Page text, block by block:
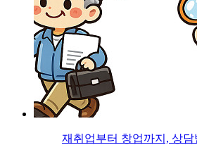
재취업부터 창업까지, 상